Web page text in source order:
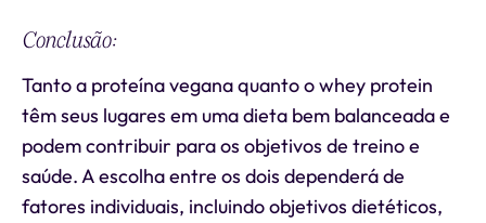
Conclusão:
Tanto a proteína vegana quanto o whey protein
têm seus lugares em uma dieta bem balanceada e
podem contribuir para os objetivos de treino e
saúde. A escolha entre os dois dependerá de
fatores individuais, incluindo objetivos dietéticos,